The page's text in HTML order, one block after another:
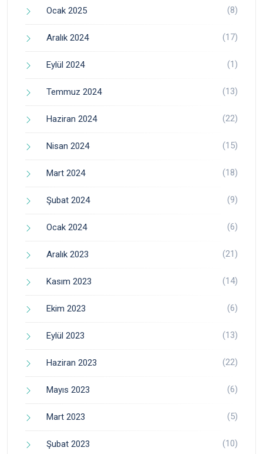
Ocak 2025 (8)
Aralık 2024 (17)
Eylül 2024 (1)
Temmuz 2024 (13)
Haziran 2024 (22)
Nisan 2024 (15)
Mart 2024 (18)
Şubat 2024 (9)
Ocak 2024 (6)
Aralık 2023 (21)
Kasım 2023 (14)
Ekim 2023 (6)
Eylül 2023 (13)
Haziran 2023 (22)
Mayıs 2023 (6)
Mart 2023 (5)
Şubat 2023 (10)